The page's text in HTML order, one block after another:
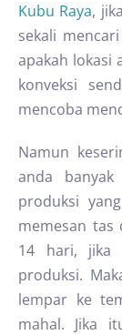
Kubu Raya,
sekali mencari
apakah lokasi
konveksi
mencoba
Namun
anda
produksi
memesan tas
14 hari, jika
produksi.
lempar ke
mahal. Jika